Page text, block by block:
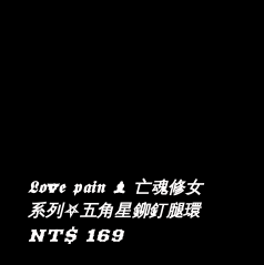
𝕷𝖔v𝖊 𝖕𝖆𝖎𝖓 ♝ 亡魂修女
系列⛧五角星鉚釘腿環
Regular
NT$ 169